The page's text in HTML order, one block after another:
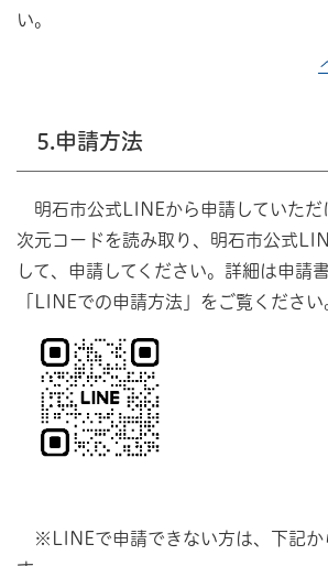
い。
5.申請方法
明石市公式LINEから申請していただ
次元コードを読み取り、明石市公式
して、申請してください。詳細は申請
「LINEでの申請方法」をご覧ください
※LINEで申請できない方は、下記か